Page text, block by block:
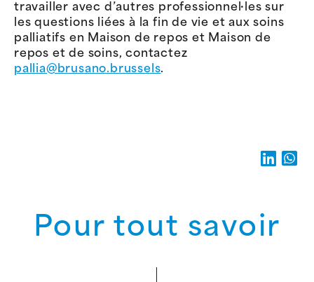
travailler avec d’autres professionnel·les sur
les questions liées à la fin de vie et aux soins
palliatifs en Maison de repos et Maison de
repos et de soins, contactez
pallia@brusano.brussels.
Pour tout savoir